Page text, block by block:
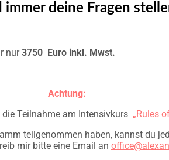
immer deine Fragen
nur3750 Euro inkl. Mwst.
Achtung:
Teilnahme am Intensivkurs „Rules
teilgenommen haben, kannst du
mir bitte eine Email an